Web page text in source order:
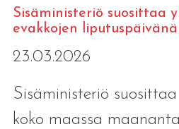
Sisäministeriö suosittaa
evakkojen liputuspäivänä
23.03.2026
Sisäministeriö
koko maassa